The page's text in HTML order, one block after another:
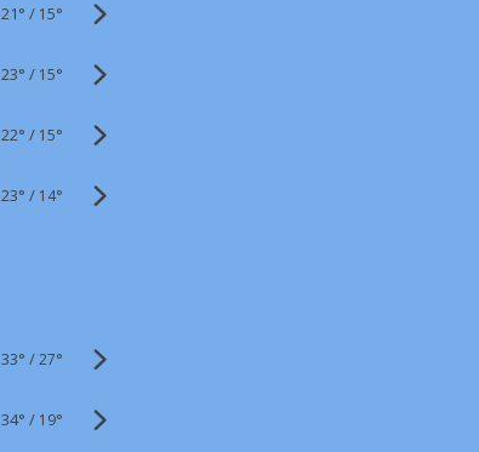
21° / 15°
23° / 15°
22° / 15°
23° / 14°
33° /27°
34° / 19°